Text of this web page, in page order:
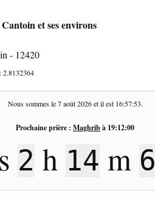
et ses environs
- 12420
2.8132364
Nous sommes le7 août 2026et il est 16:57:54.
Prochaine prière : Maghribà 19:12:00
2 h 14 m 5